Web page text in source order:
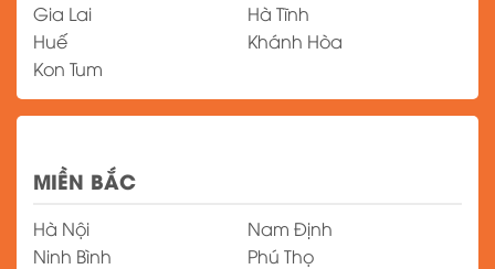
Gia Lai
Hà Tĩnh
Huế
Khánh Hòa
Kon Tum
MIỀN BẮC
Hà Nội
Nam Định
Ninh Bình
Phú Thọ